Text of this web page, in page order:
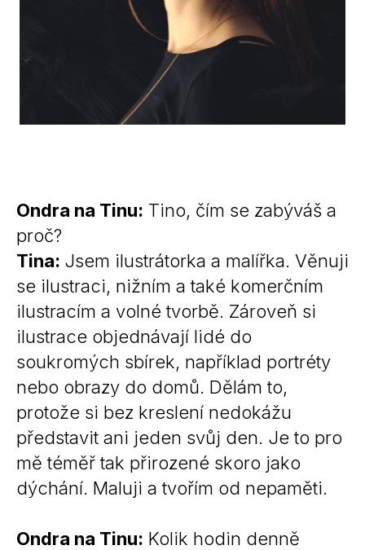
Ondra na Tinu: Tino, čím se zabýváš a
proč?
Tina: Jsem ilustrátorka a malířka. Věnuji
se ilustraci, nižním a také komerčním
ilustracím a volné tvorbě. Zároveň si
ilustrace objednávají lidé do
soukromých sbírek, například portréty
nebo obrazy do domů. Dělám to,
protože si bez kreslení nedokážu
představit ani jeden svůj den. Je to pro
mě téměř tak přirozené skoro jako
dýchání. Maluji a tvořím od nepaměti.
Ondra na Tinu: Kolik hodin denně